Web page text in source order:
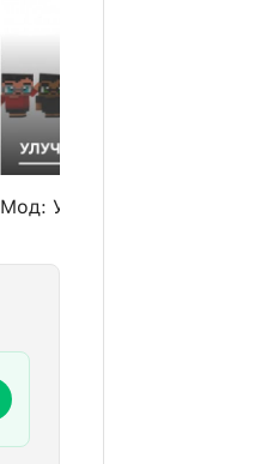
Мод: Улучшенные NPC